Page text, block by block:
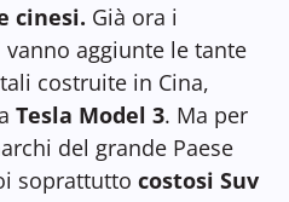
cinesi. Già ora i
aggiunte le tante
costruite in Cina,
Tesla Model 3. Ma per
del grande Paese
soprattutto costosi Suv